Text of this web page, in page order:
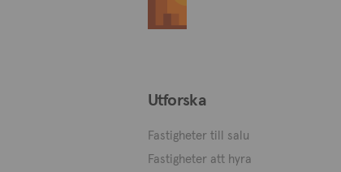
Utforska
Fastigheter till salu
Fastigheter att hyra